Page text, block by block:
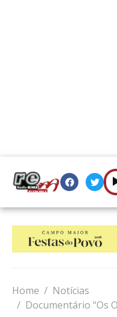
Home
Notícias
Documentário “Os Olhos do Meu